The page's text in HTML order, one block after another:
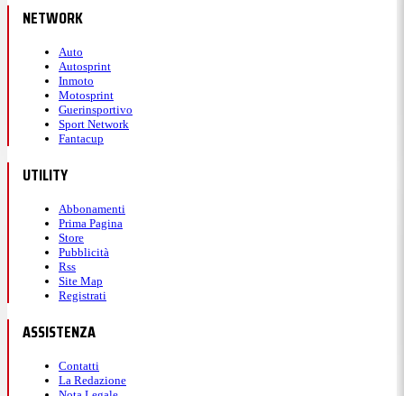
NETWORK
Auto
Autosprint
Inmoto
Motosprint
Guerinsportivo
Sport Network
Fantacup
UTILITY
Abbonamenti
Prima Pagina
Store
Pubblicità
Rss
Site Map
Registrati
ASSISTENZA
Contatti
La Redazione